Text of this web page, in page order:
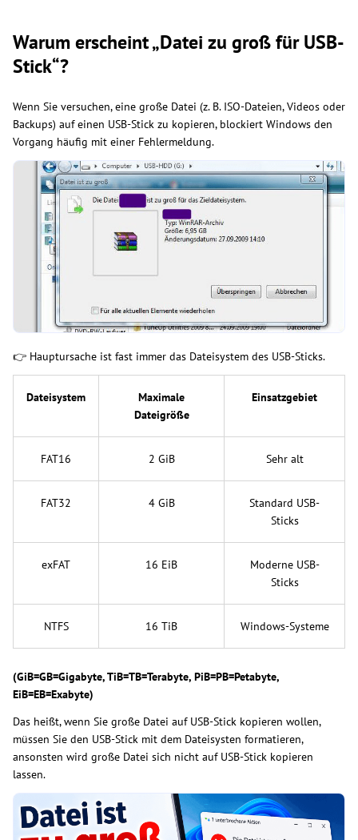
Warum erscheint „Datei zu groß für USB-
Stick“?
Wenn Sie versuchen, eine große Datei (z. B. ISO-Dateien, Videos oder
Backups) auf einen USB-Stick zu kopieren, blockiert Windows den
Vorgang häufig mit einer Fehlermeldung.
👉 Hauptursache ist fast immer das Dateisystem des USB-Sticks.
Dateisystem
Maximale
Dateigröße
Einsatzgebiet
FAT16 2 GiB Sehr alt
FAT32 4 GiB
Standard USB-
Sticks
exFAT 16 EiB
Moderne USB-
Sticks
NTFS 16 TiB Windows-Systeme
(GiB=GB=Gigabyte, TiB=TB=Terabyte, PiB=PB=Petabyte,
EiB=EB=Exabyte)
Das heißt, wenn Sie große Datei auf USB-Stick kopieren wollen,
müssen Sie den USB-Stick mit dem Dateisysten formatieren,
ansonsten wird große Datei sich nicht auf USB-Stick kopieren
lassen.